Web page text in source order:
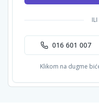
016 601 007
Klikom na dugme